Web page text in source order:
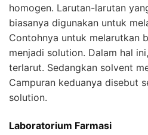
homogen. Larutan-larutan
biasanya digunakan untuk
Contohnya untuk melarutkan
menjadi solution. Dalam hal ini,
terlarut. Sedangkan solvent
Campuran keduanya disebut
solution.
Laboratorium Farmasi